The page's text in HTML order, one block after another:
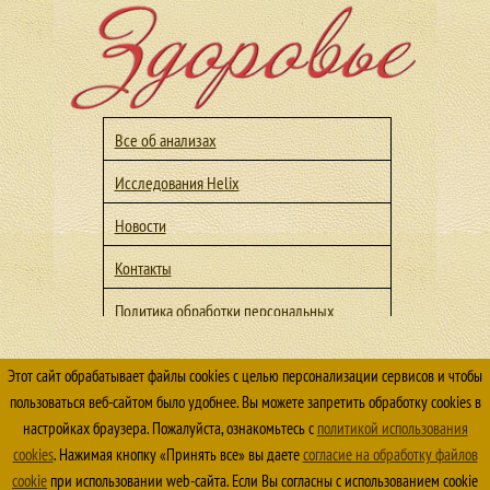
Все об анализах
Исследования Helix
Новости
Контакты
Политика обработки персональных
данных
Политика конфиденциальности
© 2026 ООО Медицинский центр "Здоровье" г. Лесной
Все права защищены. 16+
Использование материалов сайта
Этот сайт обрабатывает файлы cookies с целью персонализации сервисов и чтобы
пользоваться веб-сайтом было удобнее. Вы можете запретить обработку cookies в
настройках браузера. Пожалуйста, ознакомьтесь с политикой использования
cookies. Нажимая кнопку «Принять все» вы даетесогласие на обработку файлов
cookie при использовании web-сайта. Если Вы согласны c использованием cookie